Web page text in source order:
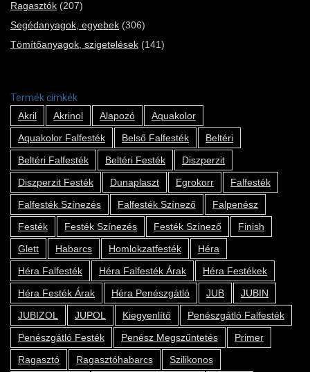
Ragasztók (207)
Segédanyagok, egyebek (306)
Tömítőanyagok, szigetelések (141)
Termék címkék
Akril
Akrinol Alapozó
Aquakolor
Aquakolor Falfesték
Belső Falfesték
Beltéri
Beltéri Falfesték
Beltéri Festék
Diszperzit
Diszperzit Festék
Dunaplaszt Egrokorr
Falfesték
Falfesték Színezés
Falfesték Színező
Falpenész
Festék
Festék Színezés Festék Színező
Finish
Glett
Habarcs Homlokzatfesték
Héra
Héra Falfesték
Héra Falfesték Árak
Héra Festékek
Héra Festék Árak
Héra Penészgátló JUB
JUBIN
JUBIZOL
JUPOL Kiegyenlítő
Penészgátló Falfesték
Penészgátló Festék
Penész Megszűntetés
Primer
Ragasztó
Ragasztóhabarcs
Szilikonos